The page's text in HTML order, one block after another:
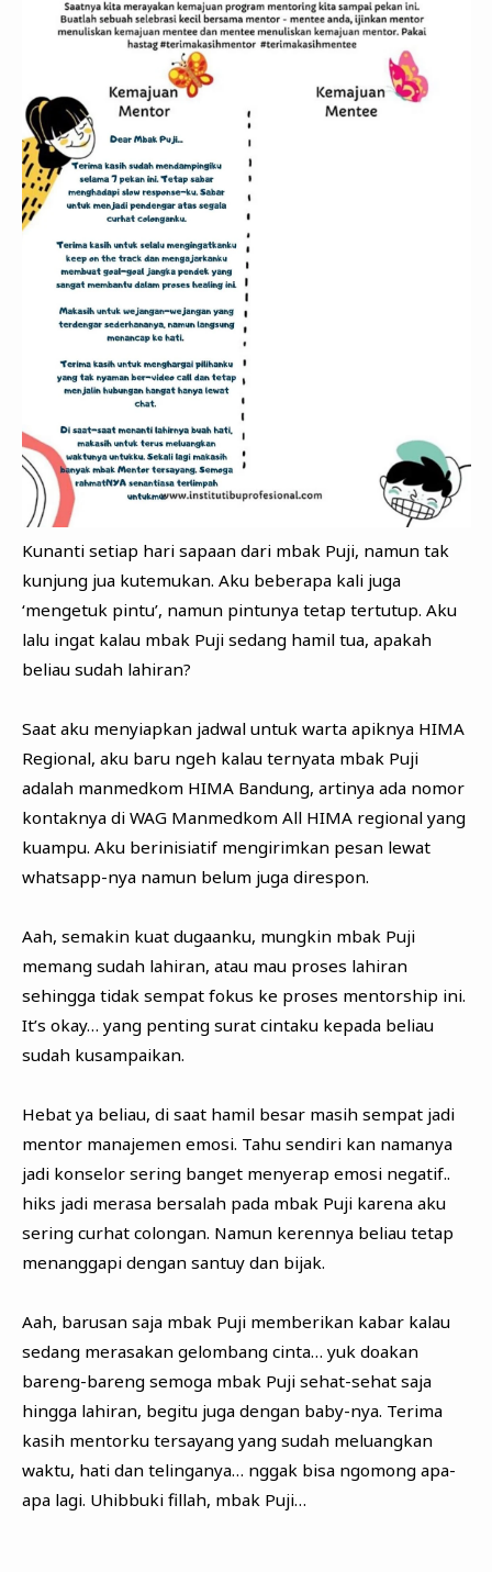
Kunanti setiap hari sapaan dari mbak Puji, namun tak
kunjung jua kutemukan. Aku beberapa kali juga
‘mengetuk pintu’, namun pintunya tetap tertutup. Aku
lalu ingat kalau mbak Puji sedang hamil tua, apakah
beliau sudah lahiran?
Saat aku menyiapkan jadwal untuk warta apiknya HIMA
Regional, aku baru ngeh kalau ternyata mbak Puji
adalah manmedkom HIMA Bandung, artinya ada nomor
kontaknya di WAG Manmedkom All HIMA regional yang
kuampu. Aku berinisiatif mengirimkan pesan lewat
whatsapp-nya namun belum juga direspon.
Aah, semakin kuat dugaanku, mungkin mbak Puji
memang sudah lahiran, atau mau proses lahiran
sehingga tidak sempat fokus ke proses mentorship ini.
It’s okay… yang penting surat cintaku kepada beliau
sudah kusampaikan.
Hebat ya beliau, di saat hamil besar masih sempat jadi
mentor manajemen emosi. Tahu sendiri kan namanya
jadi konselor sering banget menyerap emosi negatif..
hiks jadi merasa bersalah pada mbak Puji karena aku
sering curhat colongan. Namun kerennya beliau tetap
menanggapi dengan santuy dan bijak.
Aah, barusan saja mbak Puji memberikan kabar kalau
sedang merasakan gelombang cinta… yuk doakan
bareng-bareng semoga mbak Puji sehat-sehat saja
hingga lahiran, begitu juga dengan baby-nya. Terima
kasih mentorku tersayang yang sudah meluangkan
waktu, hati dan telinganya… nggak bisa ngomong apa-
apa lagi. Uhibbuki fillah, mbak Puji…